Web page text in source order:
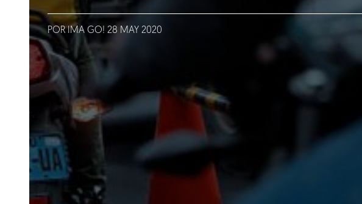
Talento
Conversemos
POR IMA GO! 28 MAY 2020